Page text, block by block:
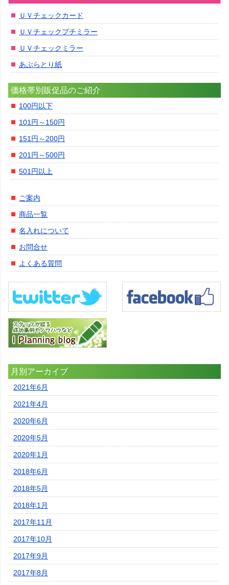
ＵＶチェックカード
ＵＶチェックプチミラー
ＵＶチェックミラー
あぶらとり紙
価格帯別販促品のご紹介
100円以下
101円～150円
151円～200円
201円～500円
501円以上
ご案内
商品一覧
名入れについて
お問合せ
よくある質問
月別アーカイブ
2021年6月
2021年4月
2020年6月
2020年5月
2020年1月
2018年6月
2018年5月
2018年1月
2017年11月
2017年10月
2017年9月
2017年8月